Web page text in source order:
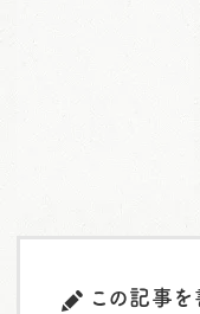
この記事